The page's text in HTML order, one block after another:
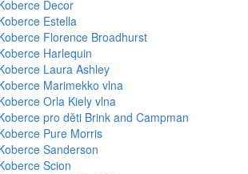
Decor
Estella
Florence Broadhurst
Harlequin
Laura Ashley
Marimekko vlna
Orla Kiely vlna
pro děti Brink and Campman
Pure Morris
Sanderson
Scion